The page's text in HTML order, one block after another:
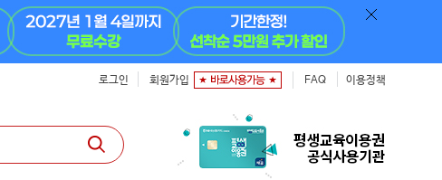
로그인 회원가입 FAQ 이용정책